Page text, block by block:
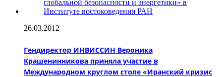
26.03.2012
Гендиректор ИНВИССИН Вероника
Крашенинникова приняла участие в
Международном круглом столе «Иранский кризис